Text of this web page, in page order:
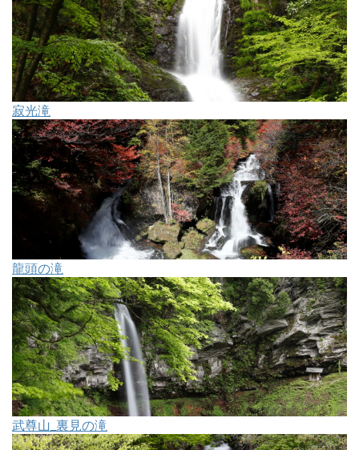
寂光滝
龍頭の滝
武尊山_裏見の滝